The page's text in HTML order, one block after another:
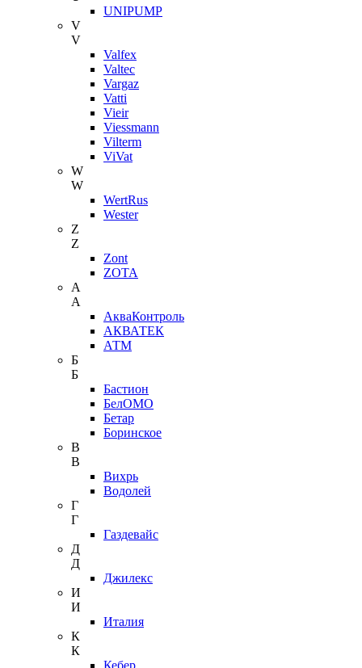
UNIPUMP
V
V
Valfex
Valtec
Vargaz
Vatti
Vieir
Viessmann
Vilterm
ViVat
W
W
WertRus
Wester
Z
Z
Zont
ZOTA
А
А
АкваКонтроль
АКВАТЕК
АТМ
Б
Б
Бастион
БелОМО
Бетар
Боринское
В
В
Вихрь
Водолей
Г
Г
Газдевайс
Д
Д
Джилекс
И
И
Италия
К
К
Кебер